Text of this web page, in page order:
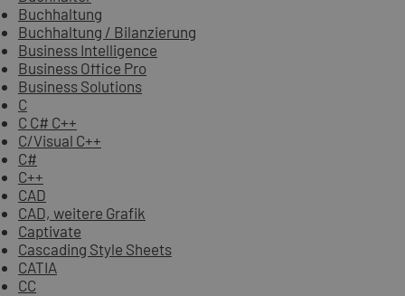
Buchhaltung
Buchhaltung / Bilanzierung
Business Intelligence
Business Office Pro
Business Solutions
C
C C# C++
C/Visual C++
C#
C++
CAD
CAD, weitere Grafik
Captivate
Cascading Style Sheets
CATIA
CC